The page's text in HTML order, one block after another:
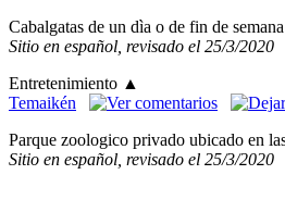
Cabalgatas de un dìa o de fin de
Sitio en español, revisado el 25/3/2020
Entretenimiento ▲
Temaikén
Parque zoologico privado ubicado en
Sitio en español, revisado el 25/3/2020